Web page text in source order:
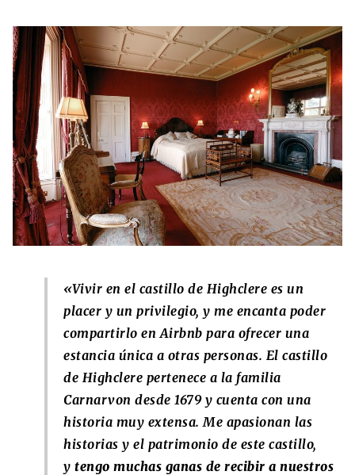
«Vivir en el castillo de Highclere es un
placer y un privilegio, y me encanta poder
compartirlo en Airbnb para ofrecer una
estancia única a otras personas. El castillo
de Highclere pertenece a la familia
Carnarvon desde 1679 y cuenta con una
historia muy extensa. Me apasionan las
historias y el patrimonio de este castillo,
y tengo muchas ganas de recibir a nuestros